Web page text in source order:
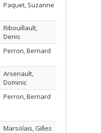
Paquet, Suzanne
Ribouillault,
Denis
Perron, Bernard
Arsenault,
Dominic
Perron, Bernard
Marsolais, Gilles